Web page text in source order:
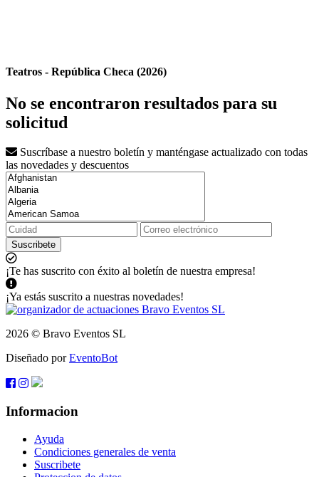
Teatros - República Checa (2026)
No se encontraron resultados para su
solicitud
Suscríbase a nuestro boletín y manténgase actualizado con todas
las novedades y descuentos
Suscribete
¡Te has suscrito con éxito al boletín de nuestra empresa!
¡Ya estás suscrito a nuestras novedades!
2026 © Bravo Eventos SL
Diseñado porEventoBot
Informacion
Ayuda
Condiciones generales de venta
Suscribete